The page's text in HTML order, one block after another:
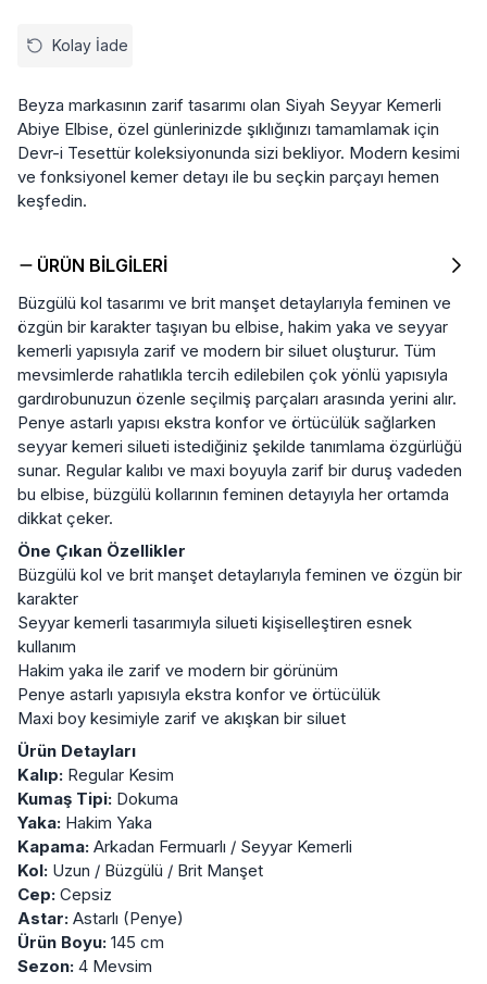
Kolay İade
Beyza markasının zarif tasarımı olan Siyah Seyyar Kemerli
Abiye Elbise, özel günlerinizde şıklığınızı tamamlamak için
Devr-i Tesettür koleksiyonunda sizi bekliyor. Modern kesimi
ve fonksiyonel kemer detayı ile bu seçkin parçayı hemen
keşfedin.
ÜRÜN BILGILERI
Büzgülü kol tasarımı ve brit manşet detaylarıyla feminen ve
özgün bir karakter taşıyan bu elbise, hakim yaka ve seyyar
kemerli yapısıyla zarif ve modern bir siluet oluşturur. Tüm
mevsimlerde rahatlıkla tercih edilebilen çok yönlü yapısıyla
gardırobunuzun özenle seçilmiş parçaları arasında yerini alır.
Penye astarlı yapısı ekstra konfor ve örtücülük sağlarken
seyyar kemeri silueti istediğiniz şekilde tanımlama özgürlüğü
sunar. Regular kalıbı ve maxi boyuyla zarif bir duruş vadeden
bu elbise, büzgülü kollarının feminen detayıyla her ortamda
dikkat çeker.
Öne Çıkan Özellikler
Büzgülü kol ve brit manşet detaylarıyla feminen ve özgün bir
karakter
Seyyar kemerli tasarımıyla silueti kişiselleştiren esnek
kullanım
Hakim yaka ile zarif ve modern bir görünüm
Penye astarlı yapısıyla ekstra konfor ve örtücülük
Maxi boy kesimiyle zarif ve akışkan bir siluet
Ürün Detayları
Kalıp: Regular Kesim
Kumaş Tipi: Dokuma
Yaka: Hakim Yaka
Kapama: Arkadan Fermuarlı / Seyyar Kemerli
Kol: Uzun / Büzgülü / Brit Manşet
Cep: Cepsiz
Astar: Astarlı (Penye)
Ürün Boyu: 145 cm
Sezon: 4 Mevsim